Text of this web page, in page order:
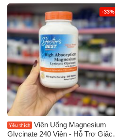
-33%
Yêu thích
Viên Uống Magnesium
Glycinate 240 Viên - Hỗ Trợ Giấc
0911.888.300